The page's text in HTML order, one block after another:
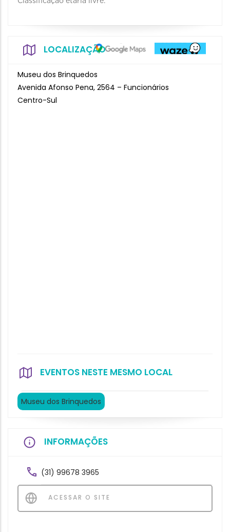
LOCALIZAÇÃO
Museu dos Brinquedos
Avenida Afonso Pena, 2564 – Funcionários
Centro-Sul
EVENTOS NESTE MESMO LOCAL
Museu dos Brinquedos
INFORMAÇÕES
(31) 99678 3965
ACESSAR O SITE